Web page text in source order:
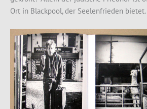
Ort in Blackpool, der Seelenfrieden bietet.